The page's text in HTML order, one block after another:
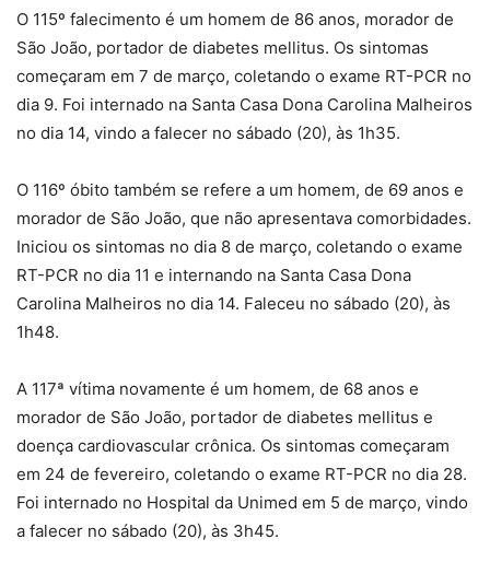
O 115º falecimento é um homem de 86 anos, morador de
São João, portador de diabetes mellitus. Os sintomas
começaram em 7 de março, coletando o exame RT-PCR no
dia 9. Foi internado na Santa Casa Dona Carolina Malheiros
no dia 14, vindo a falecer no sábado (20), às 1h35.
O 116º óbito também se refere a um homem, de 69 anos e
morador de São João, que não apresentava comorbidades.
Iniciou os sintomas no dia 8 de março, coletando o exame
RT-PCR no dia 11 e internando na Santa Casa Dona
Carolina Malheiros no dia 14. Faleceu no sábado (20), às
1h48.
A 117ª vítima novamente é um homem, de 68 anos e
morador de São João, portador de diabetes mellitus e
doença cardiovascular crônica. Os sintomas começaram
em 24 de fevereiro, coletando o exame RT-PCR no dia 28.
Foi internado no Hospital da Unimed em 5 de março, vindo
a falecer no sábado (20), às 3h45.